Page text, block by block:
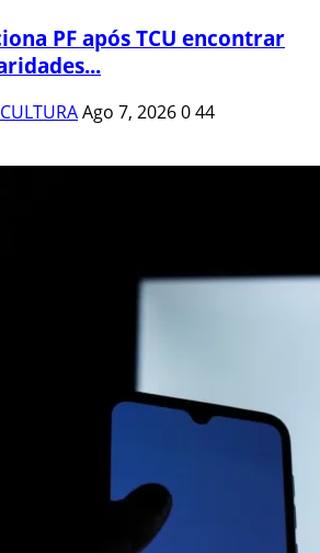
PF após TCU encontrar
Ago 7, 2026044